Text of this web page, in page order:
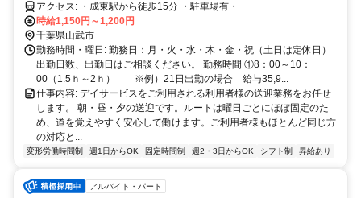
アクセス: ・成東駅から徒歩15分 ・駐車場有・
時給1,150円～1,200円
千葉県山武市
勤務時間・曜日: 勤務日：月・火・水・木・金・祝（土日は定休日）
出勤日数、出勤日はご相談ください。 勤務時間 ①8：00～10：
00（1.5ｈ～2ｈ） ※例）21日出勤の場合 給与35,9...
仕事内容: デイサービスをご利用される利用者様の送迎業務をお任せ
します。 朝・昼・夕の送迎です。ルートは曜日ごとにほぼ固定のた
め、道を覚えやすく安心して働けます。ご利用者様もほとんど同じ方
の対応と...
変形労働時間制 週1日からOK 固定時間制 週2・3日からOK シフト制 昇給あり
アルバイト・パート